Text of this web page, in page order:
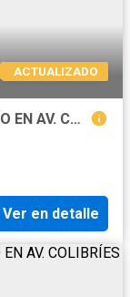
ACTUALIZADO
DEPARTAMENTO 5 ° PISO DE ESTRENO EN AV. COLIBRÍES FRENTE A PARQUE
Ver en detalle